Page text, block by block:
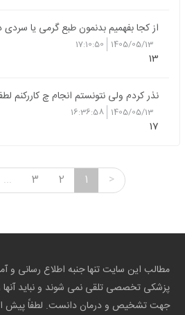
از کجا بفهمیم بدنمون طبع گرمی یا سردی
1405/05/13
17:10:50
13
نذر کردم ولی نتونستم انجام چ کاررکنم
1405/05/13
16:36:58
17
>
1
2
3
...
مطالب این سایت تنها جنبه اطلاع رسانی و
پزشکی تخصصی تلقی نمی شوند و نباید آنها
جهت تشخیص و درمان دانست. لطفاً پیش